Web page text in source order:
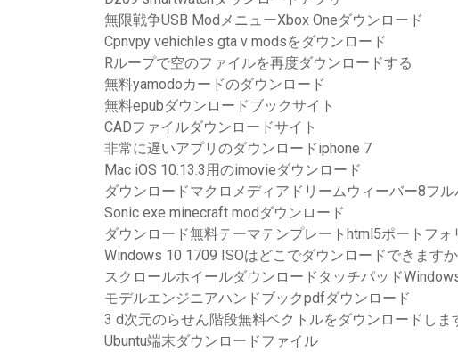
無限戦争USB ModメニューXbox Oneダウンロード
Cpnvpy vehichles gta v modsをダウンロード
Rループで空のファイルを再度ダウンロードする
無料yamodoカードのダウンロード
無料epubダウンロードブックサイト
CADファイルダウンロードサイト
非常に遅いアプリのダウンロードiphone 7
Mac iOS 10.13.3用のimovieダウンロード
ダウンロードマクロメディアドリームウィーバー8フ
Sonic exe minecraft modダウンロード
ダウンロード無料テーマテンプレートhtml5ポートフォ
Windows 10 1709 ISOはどこでダウンロードできますか
スクロールホイールダウンロードタッチパッド
モデルエンジニアハンドブックpdfダウンロード
3 d次元のらせん階段無料ベクトルをダウンロードしま
Ubuntu端末ダウンロードファイル